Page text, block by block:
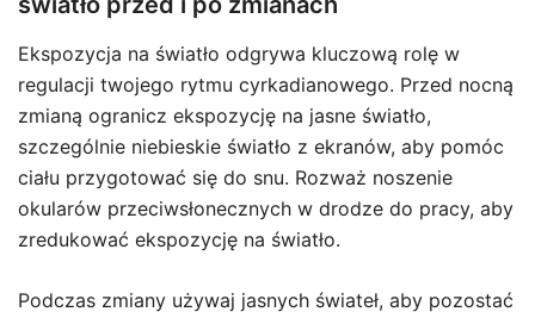
Ekspozycja na światło odgrywa kluczową rolę w
regulacji twojego rytmu cyrkadianowego. Przed nocną
zmianą ogranicz ekspozycję na jasne światło,
szczególnie niebieskie światło z ekranów, aby pomóc
ciału przygotować się do snu. Rozważ noszenie
okularów przeciwsłonecznych w drodze do pracy, aby
zredukować ekspozycję na światło.
Podczas zmiany używaj jasnych świateł, aby pozostać